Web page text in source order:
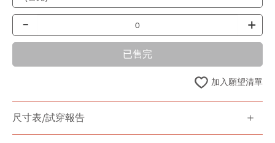
- +
已售完
加入願望清單
尺寸表/試穿報告